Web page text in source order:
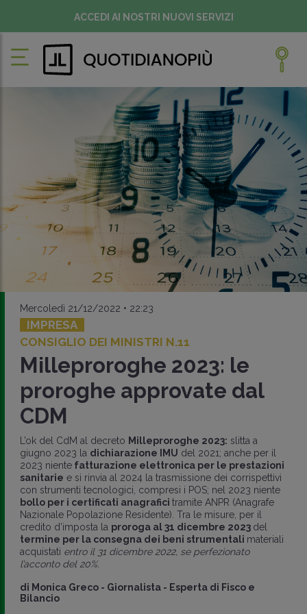
ACCEDI AI NOSTRI NUOVI SERVIZI
Mercoledì 21/12/2022 • 22:23
IMPRESA
CONSIGLIO DEI MINISTRI N.11
Milleproroghe 2023: le
proroghe approvate dal
CDM
L’ok del CdM al decreto Milleproroghe 2023: slitta a
giugno 2023 la dichiarazione IMU del 2021; anche per il
2023 nientefatturazione elettronica per le prestazioni
sanitarie e si rinvia al 2024 la trasmissione dei corrispettivi
con strumenti tecnologici, compresi i POS; nel 2023 niente
bollo per i certificati anagrafici tramite ANPR (Anagrafe
Nazionale Popolazione Residente). Tra le misure, per il
credito d’imposta la proroga al 31 dicembre 2023 del
termine per la consegna dei beni strumentali materiali
acquistati entro il 31 dicembre 2022, se perfezionato
l’acconto del 20%.
di Monica Greco - Giornalista - Esperta di Fisco e
Bilancio